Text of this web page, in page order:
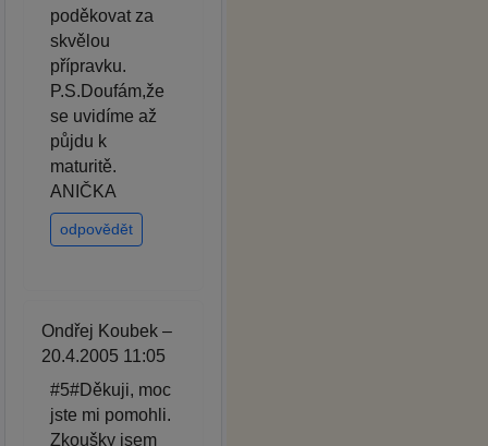
poděkovat za
skvělou
přípravku.
P.S.Doufám,že
se uvidíme až
půjdu k
maturitě.
ANIČKA
odpovědět
Ondřej Koubek –
20.4.2005 11:05
#5#Děkuji, moc
jste mi pomohli.
Zkoušky jsem